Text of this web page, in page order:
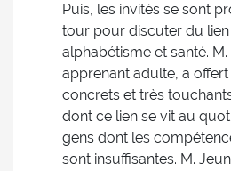
Puis, les invités se sont
tour pour discuter du
alphabétisme et santé.
apprenant adulte, a
concrets et très
dont ce lien se vit au
gens dont les
sont insuffisantes. M.